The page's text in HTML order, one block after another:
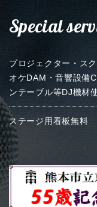
Special
プロジェクター・ス
オケDAM・音響設備
ンテーブル等DJ機材
ステージ用看板無料